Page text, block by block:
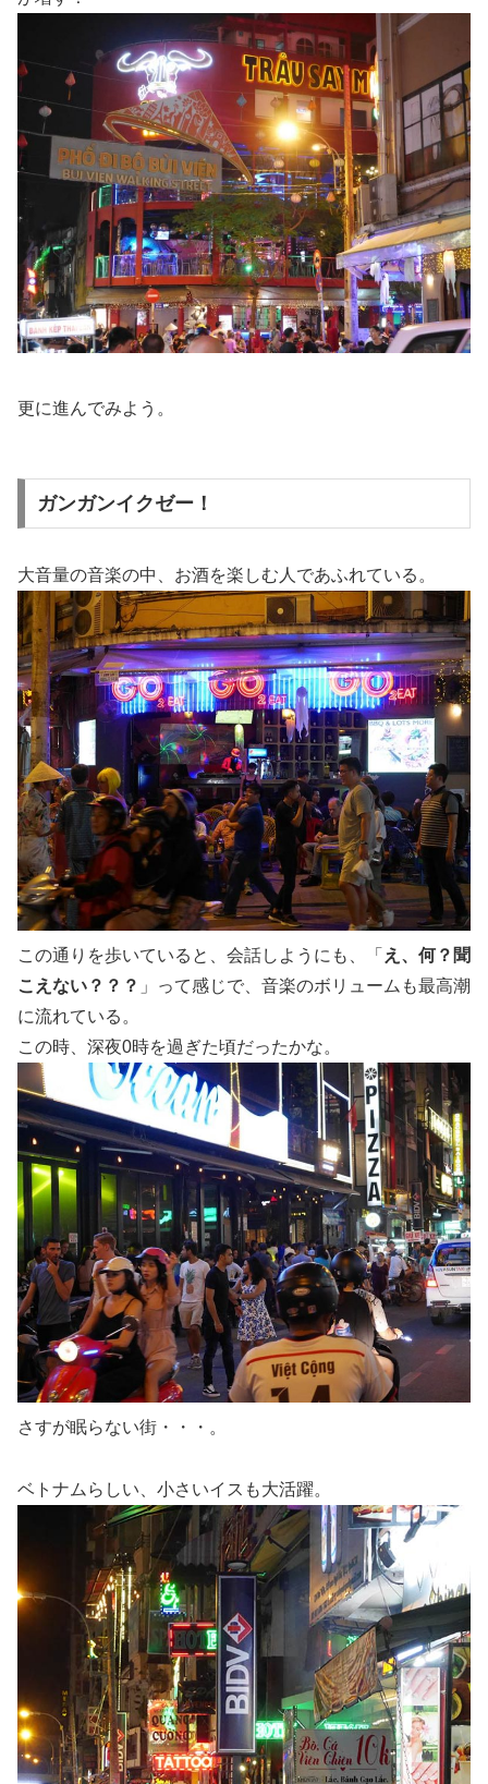
更に進んでみよう。
ガンガンイクゼー！
大音量の音楽の中、お酒を楽しむ人であふれている。
この通りを歩いていると、会話しようにも、「 え、何？聞
こえない？？？ 」って感じで、音楽のボリュームも最高潮
に流れている。
この時、深夜0時を過ぎた頃だったかな。
さすが眠らない街・・・。
ベトナムらしい、小さいイスも大活躍。